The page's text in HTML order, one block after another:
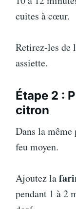
cuites à cœur.
Retirez-les de
assiette.
Étape 2 :
citron
Dans la
feu moyen.
Ajoutez la
pendant 1 à 2